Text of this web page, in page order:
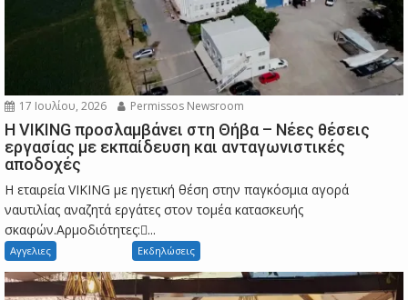
17 Ιουλίου, 2026 Permissos Newsroom
Η VIKING προσλαμβάνει στη Θήβα – Νέες θέσεις
εργασίας με εκπαίδευση και ανταγωνιστικές
αποδοχές
Η εταιρεία VIKING με ηγετική θέση στην παγκόσμια αγορά
ναυτιλίας αναζητά εργάτες στον τομέα κατασκευής
σκαφών.Αρμοδιότητες:...
Αγγελιες Εκδηλώσεις